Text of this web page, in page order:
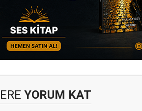
YORUM KAT